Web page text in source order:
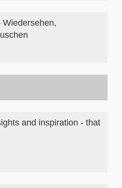
Wiedersehen,
and inspiration - that